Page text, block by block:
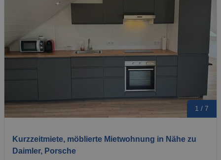
1 / 7
Kurzzeitmiete, möblierte Mietwohnung in Nähe zu
Daimler, Porsche